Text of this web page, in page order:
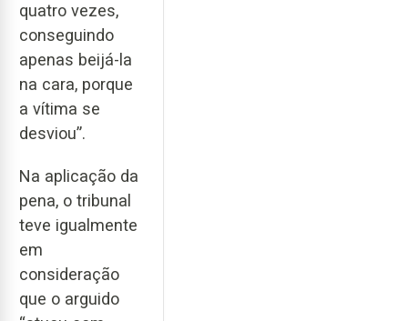
quatro vezes,
conseguindo
apenas beijá-la
na cara, porque
a vítima se
desviou”.
Na aplicação da
pena, o tribunal
teve igualmente
em
consideração
que o arguido